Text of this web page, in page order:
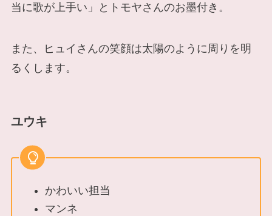
当に歌が上手い」とトモヤさんのお墨付き。
また、ヒュイさんの笑顔は太陽のように周りを明
るくします。
ユウキ
かわいい担当
マンネ